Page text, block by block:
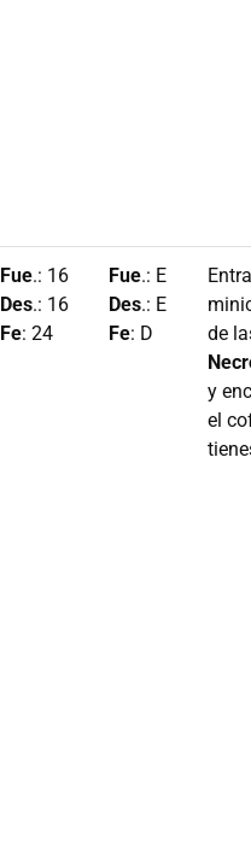
Fue.: 16
Des.: 16
Fe: 24
Fue.: E
Des.: E
Fe: D
de
y
el